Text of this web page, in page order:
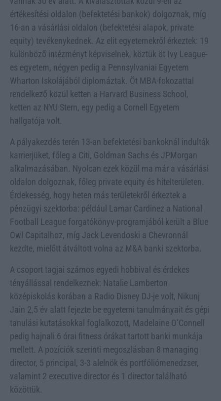
értékesítési oldalon (befektetési bankok) dolgoznak, míg
16-an a vásárlási oldalon (befektetési alapok, private
equity) tevékenykednek. Az elit egyetemekről érkeztek: 19
különböző intézményt képviselnek, köztük öt Ivy League-
es egyetem, négyen pedig a Pennsylvaniai Egyetem
Wharton Iskolájából diplomáztak. Öt MBA-fokozattal
rendelkező közül ketten a Harvard Business School,
ketten az NYU Stern, egy pedig a Cornell Egyetem
hallgatója volt.
A pályakezdés terén 13-an befektetési bankoknál indulták
karrierjüket, főleg a Citi, Goldman Sachs és JPMorgan
alkalmazásában. Nyolcan ezek közül ma már a vásárlási
oldalon dolgoznak, főleg private equity és hitelterületen.
Érdekesség, hogy heten más területekről érkeztek a
pénzügyi szektorba: például Lamar Cardinez a National
Football League forgatókönyv-programjából került a Blue
Owl Capitalhoz, míg Jack Levendoski a Chevronnál
kezdte, mielőtt átváltott volna az M&A banki szektorba.
A csoport tagjai számos egyedi hobbival és érdekes
tényállással rendelkeznek: Natalie Lamberton
középiskolás korában a Radio Disney DJ-je volt, Nikunj
Jain 2,5 év alatt fejezte be egyetemi tanulmányait és gépi
tanulási kutatásokkal foglalkozott, Madelaine O’Connell
pedig hajnali 6 órai fitness órákat tartott banki munkája
mellett. A pozíciók szerinti megoszlásban 8 managing
director, 5 principal, 3-3 alelnök és portfóliómenedzser,
valamint 2 executive director és 1 director található
közöttük.